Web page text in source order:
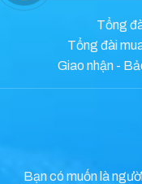
Tổng
Tổng đài
Giao nhận -
Bạn có muốn là